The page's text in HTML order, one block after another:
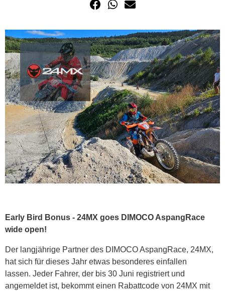
Early Bird Bonus - 24MX goes DIMOCO AspangRace
wide open!
Der langjährige Partner des DIMOCO AspangRace, 24MX,
hat sich für dieses Jahr etwas besonderes einfallen
lassen. Jeder Fahrer, der bis 30 Juni registriert und
angemeldet ist, bekommt einen Rabattcode von 24MX mit